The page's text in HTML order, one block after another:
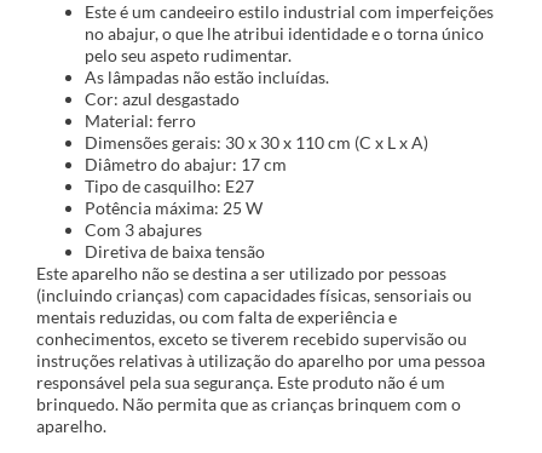
Este é um candeeiro estilo industrial com imperfeições
no abajur, o que lhe atribui identidade e o torna único
pelo seu aspeto rudimentar.
As lâmpadas não estão incluídas.
Cor: azul desgastado
Material: ferro
Dimensões gerais: 30 x 30 x 110 cm (C x L x A)
Diâmetro do abajur: 17 cm
Tipo de casquilho: E27
Potência máxima: 25 W
Com 3 abajures
Diretiva de baixa tensão
Este aparelho não se destina a ser utilizado por pessoas
(incluindo crianças) com capacidades físicas, sensoriais ou
mentais reduzidas, ou com falta de experiência e
conhecimentos, exceto se tiverem recebido supervisão ou
instruções relativas à utilização do aparelho por uma pessoa
responsável pela sua segurança. Este produto não é um
brinquedo. Não permita que as crianças brinquem com o
aparelho.